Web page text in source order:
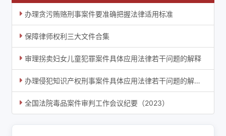
办理贪污贿赂刑事案件要准确把握法律适用标准
保障律师权利三大文件合集
审理拐卖妇女儿童犯罪案件具体应用法律若干问题的解释
办理侵犯知识产权刑事案件具体应用法律若干问题的解释（三）
全国法院毒品案件审判工作会议纪要（2023）